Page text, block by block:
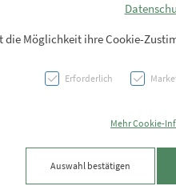
die Möglichkeit ihre Cookie-
Erforderlich
Mehr Cookie-
Auswahl bestätigen